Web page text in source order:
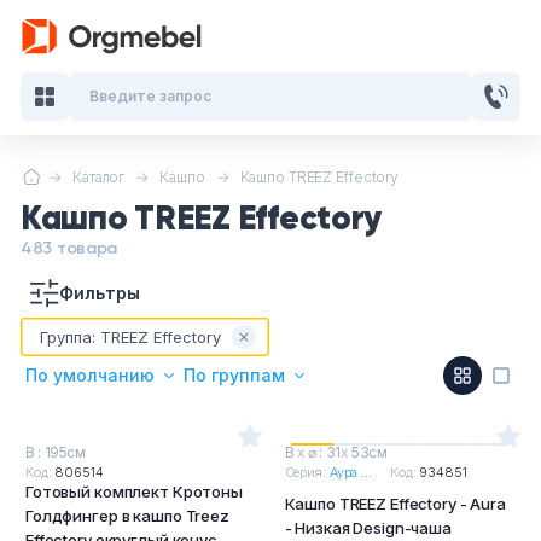
Каталог Кашпо Кашпо TREEZ Effectory
Кашпо TREEZ Effectory
483 товара
Фильтры
Группа: TREEZ Effectory
По умолчанию По группам
В : 195см
Код: 806514
Готовый комплект Кротоны
Голдфингер в кашпо Treez
В х ⌀ : 31х 53см
Серия: Аура ... Код: 934851
Кашпо TREEZ Effectory - Aura
- Низкая Design-чаша
Введите запрос
Кабинеты руководителя
Стойки ресепшн
Офисные кресла и стулья
Офисные столы